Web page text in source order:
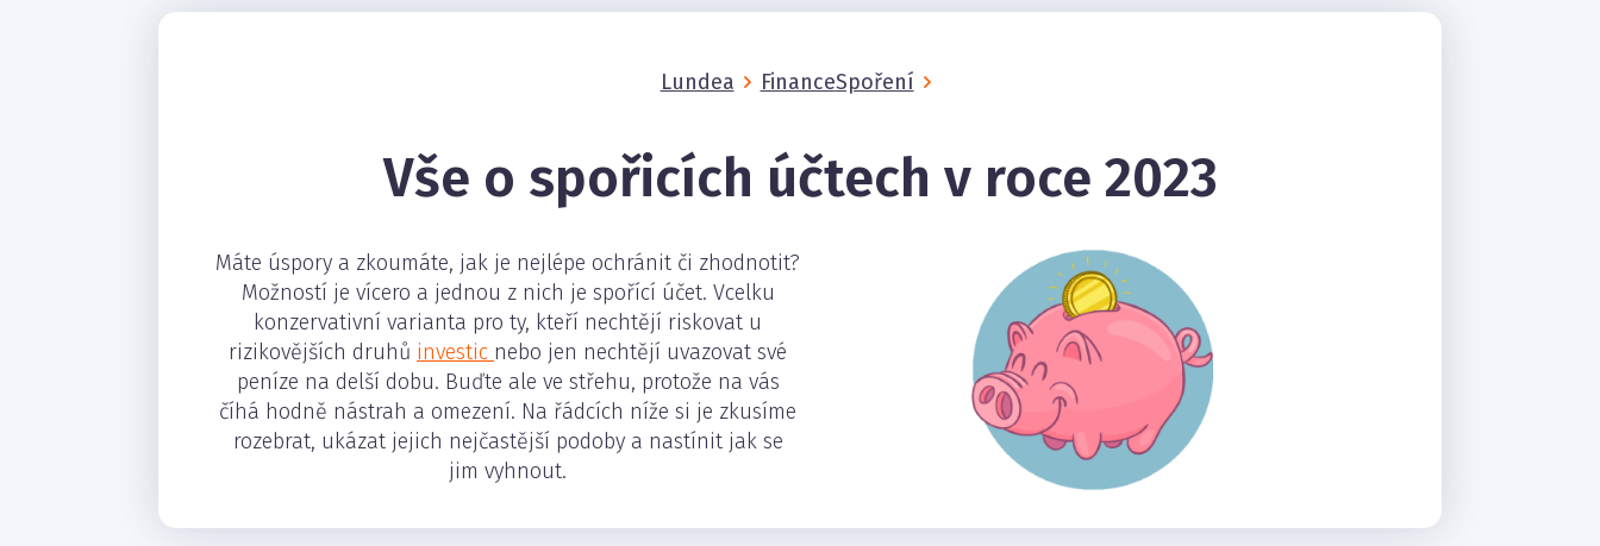
Lundea FinanceSpoření
Vše o spořicích účtech v roce 2023
Máte úspory a zkoumáte, jak je nejlépe ochránit či zhodnotit?
Možností je vícero a jednou z nich je spořící účet. Vcelku
konzervativní varianta pro ty, kteří nechtějí riskovat u
rizikovějších druhů investic nebo jen nechtějí uvazovat své
peníze na delší dobu. Buďte ale ve střehu, protože na vás
číhá hodně nástrah a omezení. Na řádcích níže si je zkusíme
rozebrat, ukázat jejich nejčastější podoby a nastínit jak se
jim vyhnout.